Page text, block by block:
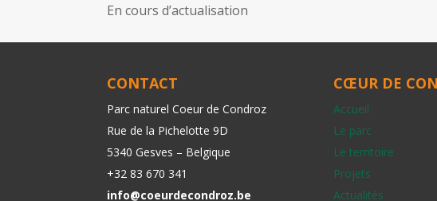
En cours d’actualisation
CONTACT
Parc naturel Coeur de Condroz
Rue de la Pichelotte 9D
5340 Gesves – Belgique
+32 83 670 341
info@coeurdecondroz.be
CŒUR DE
Accueil
Le parc
Le territoire
Projets
Actualités